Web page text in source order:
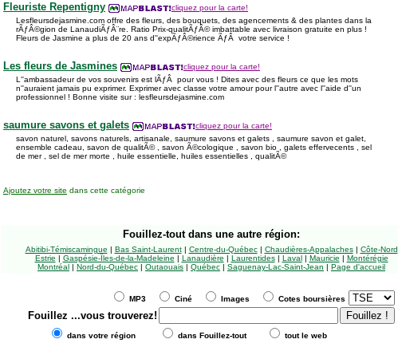
Fleuriste Repentigny
cliquez pour la carte!
Lesfleursdejasmine.com offre des fleurs, des bouquets, des agencements & des plantes dans la
rÃƒÂ©gion de LanaudiÃƒÂ¨re. Ratio Prix-qualitÃƒÂ© imbattable avec livraison gratuite en plus !
Fleurs de Jasmine a plus de 20 ans d''expÃƒÂ©rience ÃƒÂ votre service !
Les fleurs de Jasmines
cliquez pour la carte!
L''ambassadeur de vos souvenirs est lÃƒÂ pour vous ! Dites avec des fleurs ce que les mots
n''auraient jamais pu exprimer. Exprimer avec classe votre amour pour l''autre avec l''aide d''un
professionnel ! Bonne visite sur : lesfleursdejasmine.com
saumure savons et galets
cliquez pour la carte!
savon naturel, savons naturels, artisanale, saumure savons et galets , saumure savon et galet,
ensemble cadeau, savon de qualitÃ© , savon Ã©cologique , savon bio , galets effervecents , sel
de mer , sel de mer morte , huile essentielle, huiles essentielles , qualitÃ©
Ajoutez votre site dans cette catégorie
Fouillez-tout dans une autre région:
Abitibi-Témiscamingue | Bas Saint-Laurent| Centre-du-Québec| Chaudières-Appalaches| Côte-Nord
Estrie | Gaspésie-Îles-de-la-Madeleine | Lanaudière | Laurentides| Laval| Mauricie | Montérégie
Montréal | Nord-du-Québec | Outaouais | Québec | Saguenay-Lac-Saint-Jean | Page d'accueil
MP3 Ciné Images Cotes boursières
Fouillez ...vous trouverez!
dans votre région dans Fouillez-tout tout le web